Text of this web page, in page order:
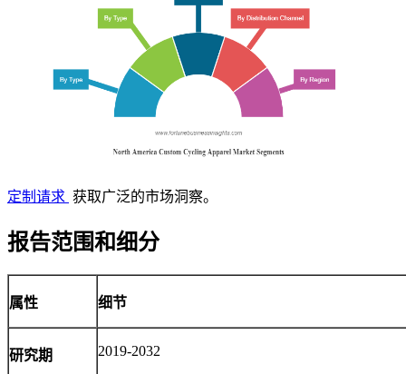
定制请求 获取广泛的市场洞察。
报告范围和细分
属性 细节
研究期 2019-2032